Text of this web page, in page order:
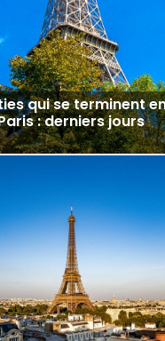
qui se terminent
: derniers jours